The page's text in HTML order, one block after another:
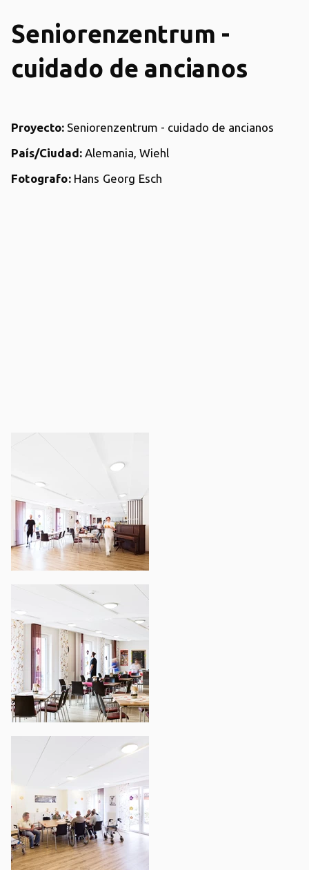
Seniorenzentrum -
cuidado de ancianos
Proyecto: Seniorenzentrum - cuidado de ancianos
País/Ciudad: Alemania, Wiehl
Fotografo:Hans Georg Esch